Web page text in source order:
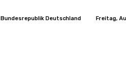
Bundesrepublik Deutschland Freitag,